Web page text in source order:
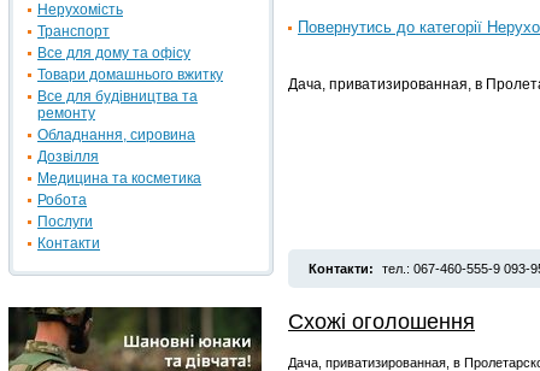
Повернутись до категорії
Дача, приватизированная, в
Контакти: тел.: 067-460-555-9 093-
Схожі оголошення
Дача, приватизированная, в
Нерухомість
Транспорт
Все для дому та офісу
Товари домашнього вжитку
Все для будівництва та
ремонту
Обладнання, сировина
Дозвілля
Медицина та косметика
Робота
Послуги
Контакти